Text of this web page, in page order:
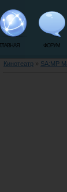
ГЛАВНАЯ ФОРУМ
Кинотеатр » SA:MP